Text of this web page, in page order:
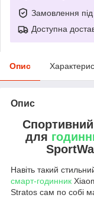
Замовлення
Доступна
Опис
Опис
для
Навіть такий
смарт-годинник
Stratos сам по собі